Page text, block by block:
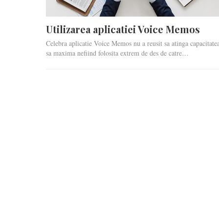
Utilizarea aplicatiei Voice Memos
Celebra aplicatie Voice Memos nu a reusit sa atinga
sa maxima nefiind folosita extrem de des de catre…